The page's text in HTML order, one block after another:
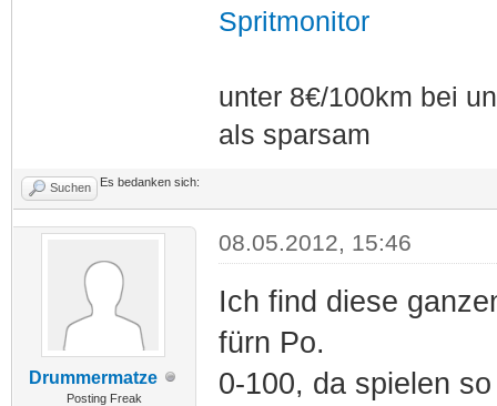
Spritmonitor
unter 8€/100km bei
als sparsam
Suchen Es bedanken sich:
Drummermatze
Posting Freak
08.05.2012, 15:46
Ich find diese
fürn Po.
0-100, da spielen